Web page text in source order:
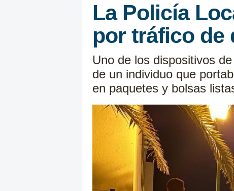
La Policía
por tráfico de
Uno de los dispositivos
de un individuo que
en paquetes y bolsas